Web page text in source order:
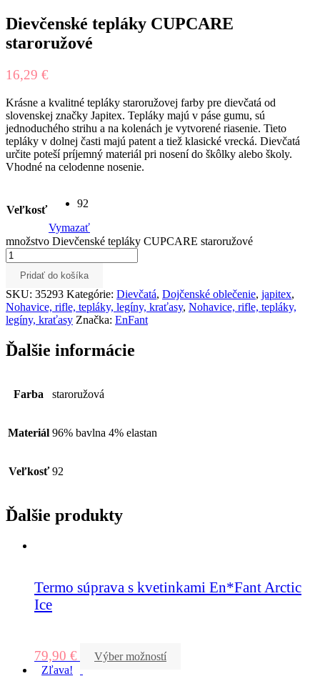
Dievčenské tepláky CUPCARE
staroružové
16,29 €
Krásne a kvalitné tepláky staroružovej farby pre dievčatá od
slovenskej značky Japitex. Tepláky majú v páse gumu, sú
jednoduchého strihu a na kolenách je vytvorené riasenie. Tieto
tepláky v dolnej časti majú patent a tiež klasické vrecká. Dievčatá
určite poteší príjemný materiál pri nosení do škôlky alebo školy.
Vhodné na celodenne nosenie.
Veľkosť
92
Vymazať
množstvo Dievčenské tepláky CUPCARE staroružové
Pridať do košíka
SKU: 35293 Kategórie: Dievčatá, Dojčenské oblečenie, japitex,
Nohavice, rifle, tepláky, legíny, kraťasy, Nohavice, rifle, tepláky,
legíny, kraťasy Značka: EnFant
Ďalšie informácie
Farba staroružová
Materiál 96% bavlna 4% elastan
Veľkosť 92
Ďalšie produkty
Termo súprava s kvetinkami En*Fant Arctic
Ice
79,90 €
Výber možností
Zľava!